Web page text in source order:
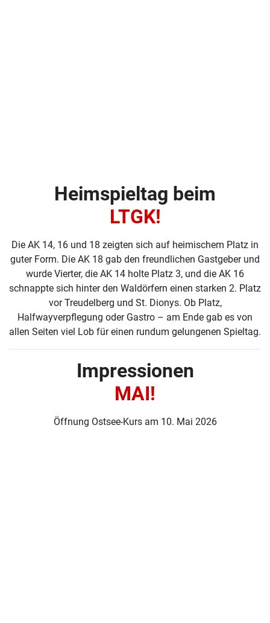
Heimspieltag beim
LTGK!
Die AK 14, 16 und 18 zeigten sich auf heimischem Platz in
guter Form. Die AK 18 gab den freundlichen Gastgeber und
wurde Vierter, die AK 14 holte Platz 3, und die AK 16
schnappte sich hinter den Waldörfern einen starken 2. Platz
vor Treudelberg und St. Dionys. Ob Platz,
Halfwayverpflegung oder Gastro – am Ende gab es von
allen Seiten viel Lob für einen rundum gelungenen Spieltag.
Impressionen
MAI!
Öffnung Ostsee-Kurs am 10. Mai 2026